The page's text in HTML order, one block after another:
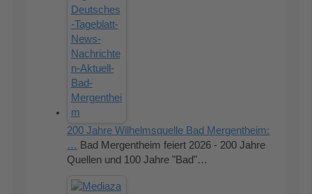
200 Jahre Wilhelmsquelle Bad Mergentheim:
… Bad Mergentheim feiert 2026 - 200 Jahre
Quellen und 100 Jahre "Bad"…